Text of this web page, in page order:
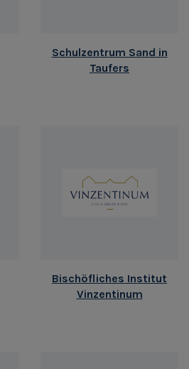
Schulzentrum Sand in
Taufers
Bischöfliches Institut
Vinzentinum